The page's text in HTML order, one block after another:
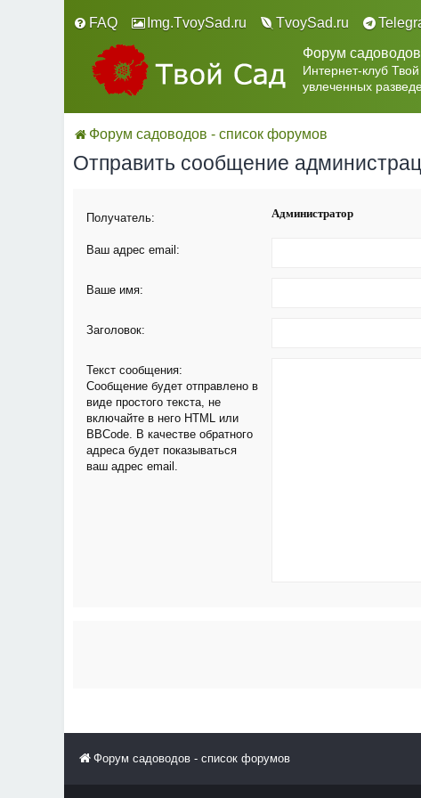
FAQ Img.TvoySad.ru TvoySad.ru
Форум
Интернет-клуб
увлеченных
Форум садоводов - список форумов
Отправить сообщение
Получатель: Администратор
Ваш адрес email:
Ваше имя:
Заголовок:
Текст сообщения:
Сообщение будет отправлено в
виде простого текста, не
включайте в него HTML или
BBCode. В качестве обратного
адреса будет показываться
ваш адрес email.
Форум садоводов - список форумов